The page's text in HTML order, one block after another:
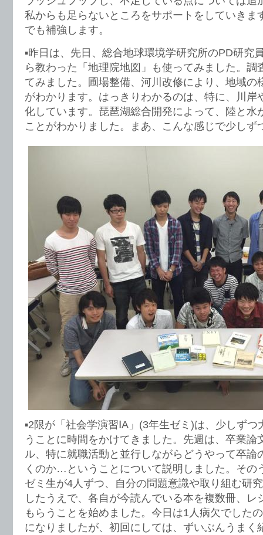
私からも足らないところをサポートをしていきま
でも補強します。
▪︎昨日は、先日、総合地球環境学研究所のPD研究
ら教わった「地理院地図」も使ってみました。調
てみました。圃場整備、河川改修により、地域の
がわかります。はっきりわかるのは、特に、川岸
化しています。琵琶湖総合開発によって、陸と水
ことがわかりました。まあ、こんな感じで少しず
▪︎2限が「社会学演習ⅠA」(3年生ゼミ)は、少しず
うことに時間をかけてきました。先週は、卒業論
ル、特に就職活動と並行しながらどうやって卒論
くのか…ということについて説明しました。その
ゼミ生が4人ずつ、自分の問題意識や取り組む研
したうえで、各自が今読んでいる本を複数冊、レ
もらうことを始めました。今日は1人病欠でした
になりましたが、初回にしては、ずいぶんうまく